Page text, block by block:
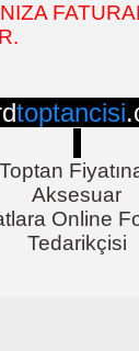
toptancisi
Aksesuar
Online
Tedarikçisi